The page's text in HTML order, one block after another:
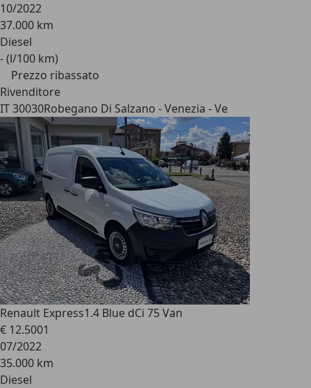
10/2022
37.000 km
Diesel
- (l/100 km)
Prezzo ribassato
Rivenditore
IT 30030Robegano Di Salzano - Venezia - Ve
Renault Express1.4 Blue dCi 75 Van
€ 12.5001
07/2022
35.000 km
Diesel